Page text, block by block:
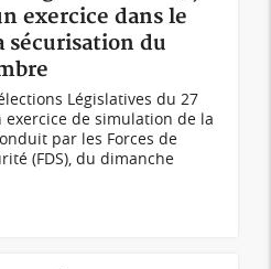
exercice dans le
sécurisation du
Législatives du 27
exercice de simulation de la
par les Forces de
(FDS), du dimanche